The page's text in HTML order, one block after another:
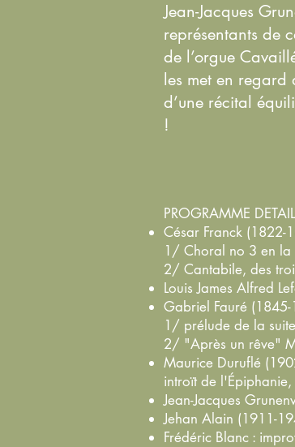
Jean-Jacques
représentants de
de l’orgue
les met en regard
d’une récital
!
PROGRAMME
César Franck (1822-
1/ Choral no 3 en
2/ Cantabile, des
Louis James Alfred
Gabriel Fauré (1845-
1/ prélude de la
2/ "Après un rêve"
Maurice Duruflé
introït de
Jean-Jacques
Jehan Alain (1911-
Frédéric Blanc :